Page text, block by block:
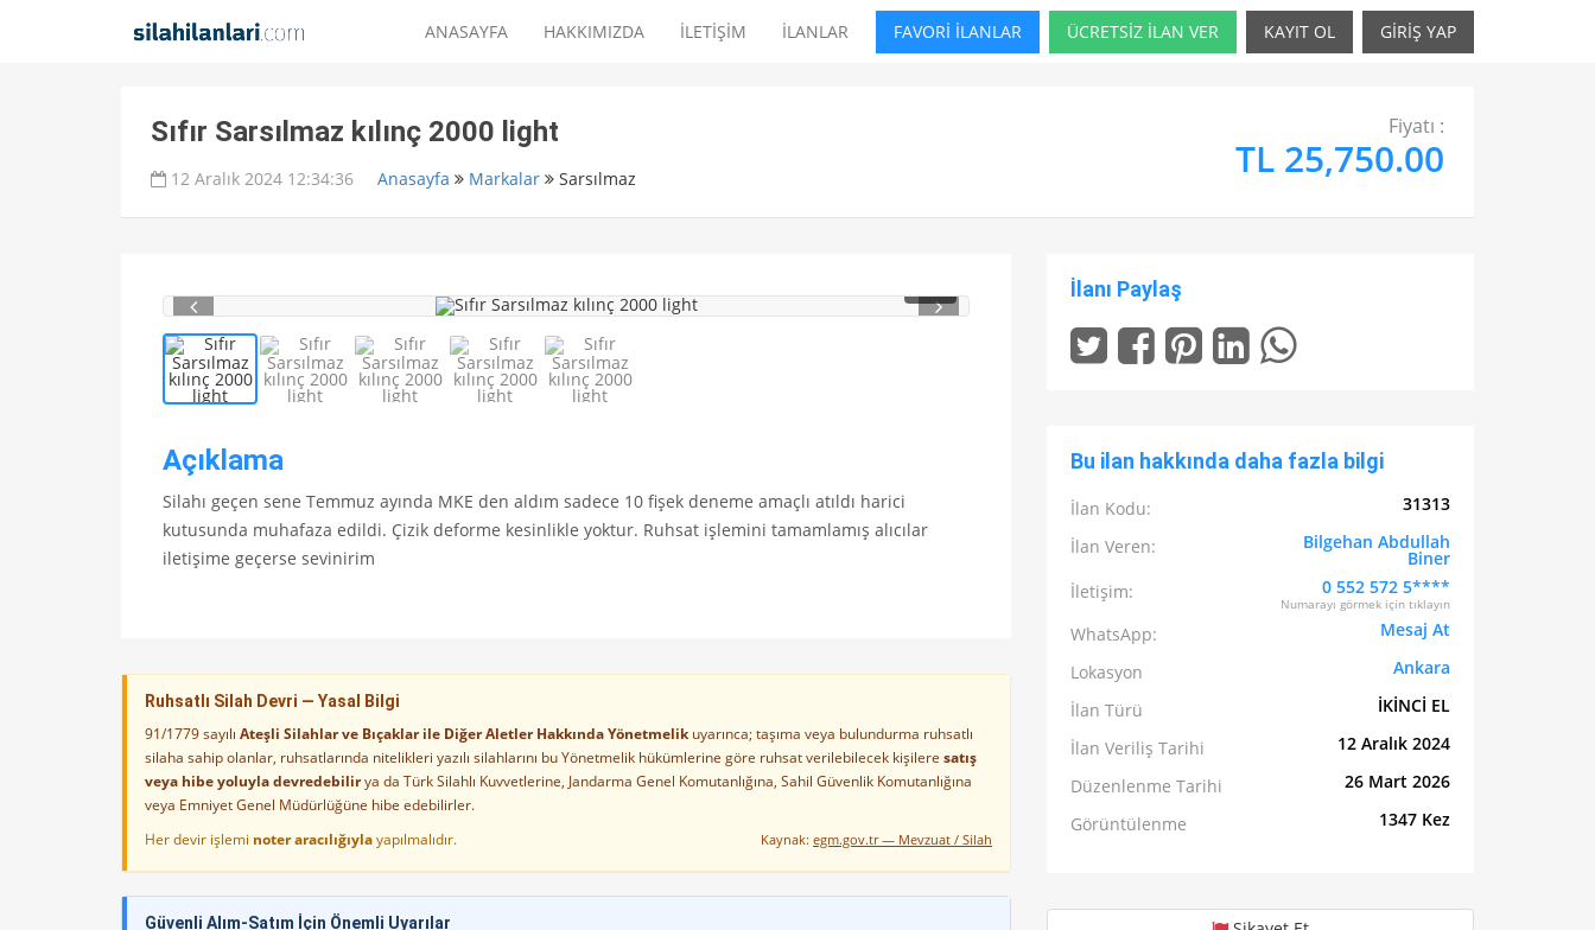
ANASAYFA HAKKIMIZDA İLETİŞİM İLANLAR FAVORİ İLANLAR ÜCRETSİZ İLAN VER KAYIT OL GİRİŞ YAP
Sıfır Sarsılmaz kılınç 2000 light
12 Aralık 2024 12:34:36 Anasayfa Markalar Sarsılmaz
Fiyatı :
TL 25,750.00
1/ 5
Açıklama
Silahı geçen sene Temmuz ayında MKE den aldım sadece 10 fişek deneme amaçlı atıldı harici
kutusunda muhafaza edildi. Çizik deforme kesinlikle yoktur. Ruhsat işlemini tamamlamış alıcılar
iletişime geçerse sevinirim
Ruhsatlı Silah Devri — Yasal Bilgi
91/1779 sayılı Ateşli Silahlar ve Bıçaklar ile Diğer Aletler Hakkında Yönetmelikuyarınca; taşıma veya bulundurma ruhsatlı
silaha sahip olanlar, ruhsatlarında nitelikleri yazılı silahlarını bu Yönetmelik hükümlerine göre ruhsat verilebilecek kişilere satış
veya hibe yoluyla devredebilirya da Türk Silahlı Kuvvetlerine, Jandarma Genel Komutanlığına, Sahil Güvenlik Komutanlığına
veya Emniyet Genel Müdürlüğüne hibe edebilirler.
Her devir işlemi noter aracılığıylayapılmalıdır. Kaynak: egm.gov.tr — Mevzuat / Silah
Güvenli Alım-Satım İçin Önemli Uyarılar
İlanı Paylaş
Bu ilan hakkında daha fazla bilgi
İlan Kodu:
31313
İlan Veren:
Bilgehan Abdullah
Biner
İletişim:
0 552 572 5****
Numarayı görmek için tıklayın
WhatsApp:
Mesaj At
Lokasyon
Ankara
İlan Türü
İKİNCİ EL
İlan Veriliş Tarihi
12 Aralık 2024
Düzenlenme Tarihi
26 Mart 2026
Görüntülenme
1347 Kez